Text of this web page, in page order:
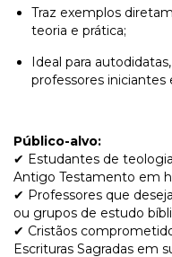
Traz exemplos
teoria e prática;
Ideal para
professores iniciantes
Público-alvo:
✔ Estudantes de
Antigo Testamento em
✔ Professores que
ou grupos de estudo
✔ Cristãos
Escrituras Sagradas em